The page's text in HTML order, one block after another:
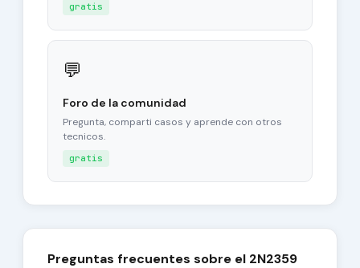
gratis
💬
Foro de la comunidad
Pregunta, comparti casos y aprende con otros
tecnicos.
gratis
Preguntas frecuentes sobre el 2N2359